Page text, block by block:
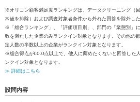
※オリコン顧客満足度ランキングは、データクリーニング（
常値を排除）および調査対象者条件から外れた回答を除外し
※「総合ランキング」、「評価項目別」、部門の「業態別」
数を満たした企業のみランクイン対象となります。その他の
定人数の半数以上の企業がランクイン対象となります。
※総合得点が60.0点以上で、他人に薦めたくないと回答した
ンクイン対象となります。
≫ 詳細はこちら
設問内容